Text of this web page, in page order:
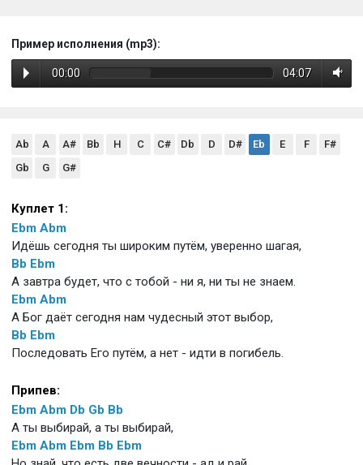
Пример исполнения (mp3):
00:00 04:07
Ab A A# Bb H C C# Db D D# Eb E F
F#
Gb
G G#
Куплет 1:
Ebm Abm
Идёшь сегодня ты широким путём, уверенно шагая,
Bb Ebm
А завтра будет, что с тобой - ни я, ни ты не знаем.
Ebm Abm
А Бог даёт сегодня нам чудесный этот выбор,
Bb Ebm
Последовать Его путём, а нет - идти в погибель.
Припев:
Ebm Abm Db Gb Bb
А ты выбирай, а ты выбирай,
Ebm Abm Ebm Bb Ebm